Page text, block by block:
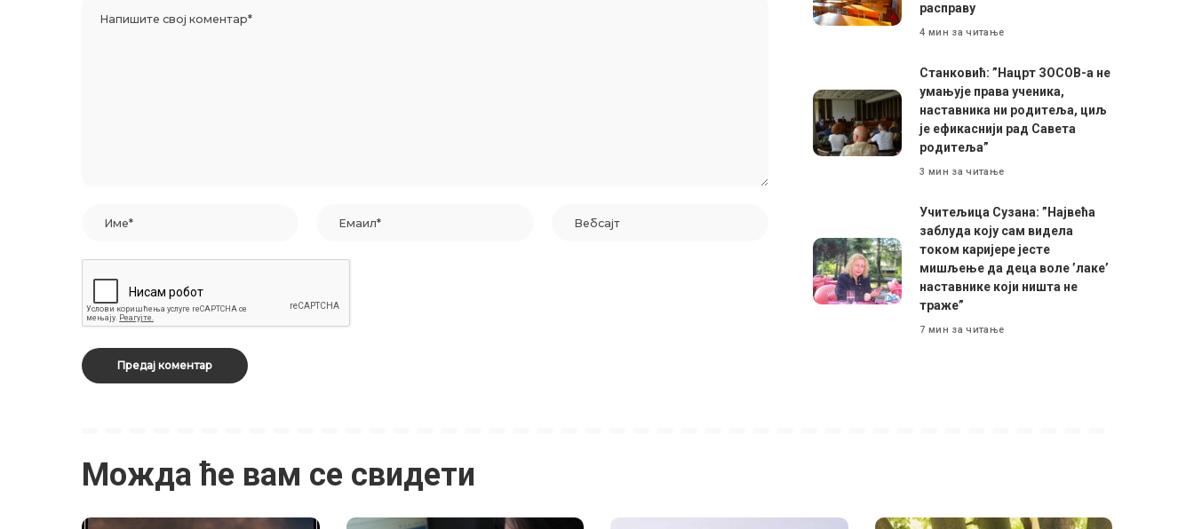
расправу
4 мин за читање
Станковић: ”Нацрт ЗОСОВ-а не
умањује права ученика,
наставника ни родитеља, циљ
је ефикаснији рад Савета
родитеља”
3 мин за читање
Учитељица Сузана: ”Највећа
заблуда коју сам видела
током каријере јесте
мишљење да деца воле ’лаке’
наставнике који ништа не
траже”
7 мин за читање
Можда ће вам се свидети